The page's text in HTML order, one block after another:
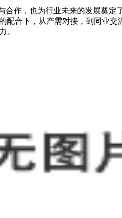
作，也为行业未来的发展奠
合下，从产需对接，到同业
。